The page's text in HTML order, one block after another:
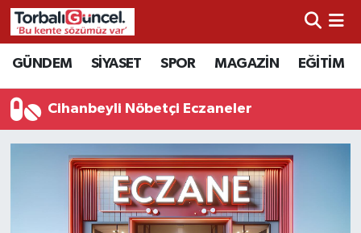
GÜNDEM SİYASET SPOR MAGAZİN EĞİTİM
Cihanbeyli Nöbetçi Eczaneler
İzmir Nöbetçi Eczaneler
İzmir Hava Durumu
İzmir Namaz Vakitleri
İzmir Trafik Yoğunluk Haritası
Süper Lig Puan Durumu ve Fikstür